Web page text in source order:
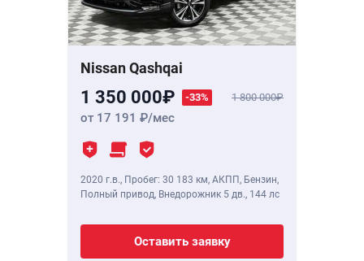
Nissan Qashqai
1 350 000 -33% 1 800 000
от 17 191 /мес
2020 г.в., Пробег: 30 183 км, АКПП, Бензин,
Полный привод, Внедорожник 5 дв., 144 лс
Оставить заявку